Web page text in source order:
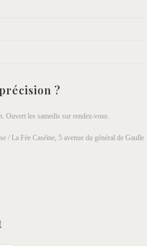
?
Ouvert les samedis sur rendez-vous.
/ La Fée Caséine, 5 avenue du général de Gaulle